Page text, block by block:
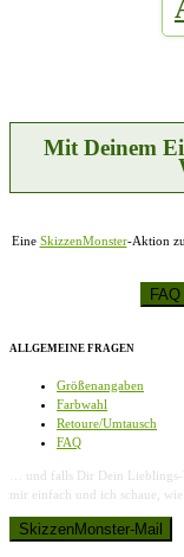
Mit Deinem
Eine SkizzenMonster-Aktion
ALLGEMEINE FRAGEN
Größenangaben
Farbwahl
Retoure/Umtausch
FAQ
… und falls Dir Dein
mir einfach und ich schaue,